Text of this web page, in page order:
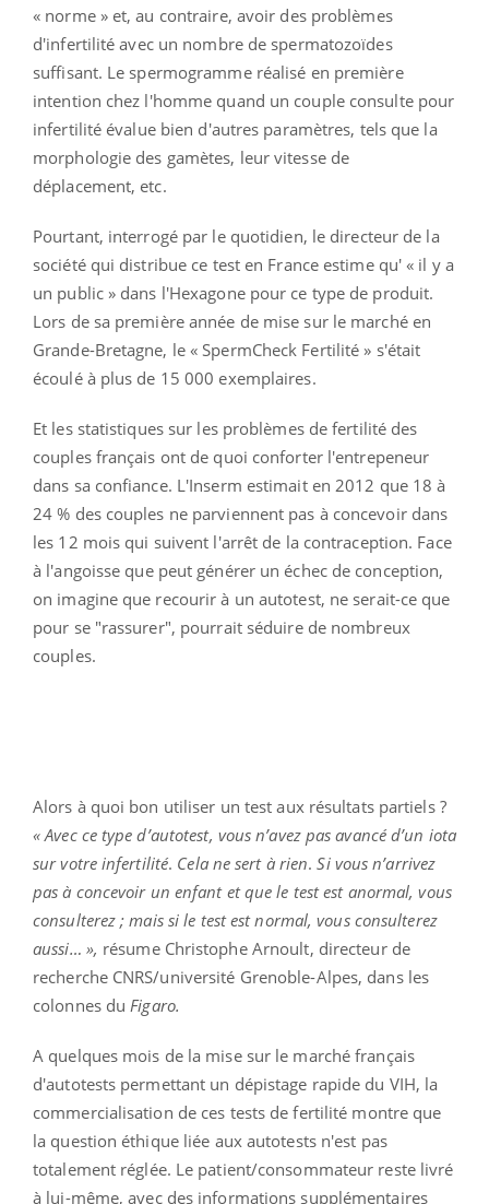
« norme » et, au contraire, avoir des problèmes
d'infertilité avec un nombre de spermatozoïdes
suffisant. Le spermogramme réalisé en première
intention chez l'homme quand un couple consulte pour
infertilité évalue bien d'autres paramètres, tels que la
morphologie des gamètes, leur vitesse de
déplacement, etc.
Pourtant, interrogé par le quotidien, le directeur de la
société qui distribue ce test en France estime qu' « il y a
un public » dans l'Hexagone pour ce type de produit.
Lors de sa première année de mise sur le marché en
Grande-Bretagne, le « SpermCheck Fertilité » s'était
écoulé à plus de 15 000 exemplaires.
Et les statistiques sur les problèmes de fertilité des
couples français ont de quoi conforter l'entrepeneur
dans sa confiance. L'Inserm estimait en 2012 que 18 à
24 % des couples ne parviennent pas à concevoir dans
les 12 mois qui suivent l'arrêt de la contraception. Face
à l'angoisse que peut générer un échec de conception,
on imagine que recourir à un autotest, ne serait-ce que
pour se "rassurer", pourrait séduire de nombreux
couples.
Alors à quoi bon utiliser un test aux résultats partiels ?
« Avec ce type d’autotest, vous n’avez pas avancé d’un iota
sur votre infertilité. Cela ne sert à rien.Si vous n’arrivez
pas à concevoir un enfant et que le test est anormal, vous
consulterez ; mais si le test est normal, vous consulterez
aussi… », résume Christophe Arnoult, directeur de
recherche CNRS/université Grenoble-Alpes, dans les
colonnes du Figaro.
A quelques mois de la mise sur le marché français
d'autotests permettant un dépistage rapide du VIH, la
commercialisation de ces tests de fertilité montre que
la question éthique liée aux autotests n'est pas
totalement réglée. Le patient/consommateur reste livré
à lui-même, avec des informations supplémentaires